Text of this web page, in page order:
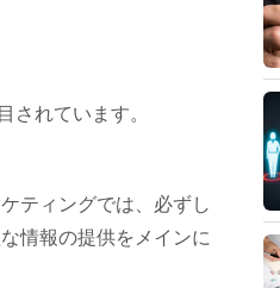
れています。
ティングでは、必ずし
情報の提供をメインに